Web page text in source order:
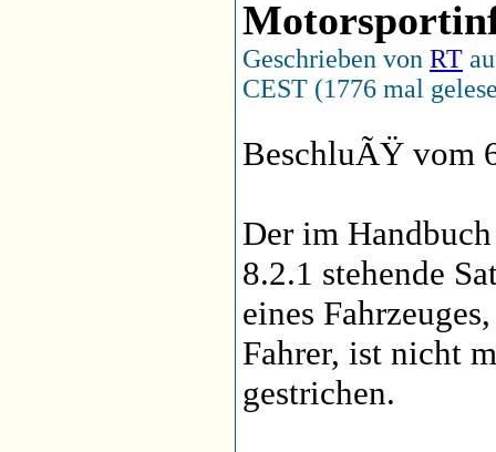
Geschrieben von RT
CEST (1776 mal
BeschluÃŸ vom
Der im
8.2.1 stehende
eines
Fahrer, ist nicht
gestrichen.